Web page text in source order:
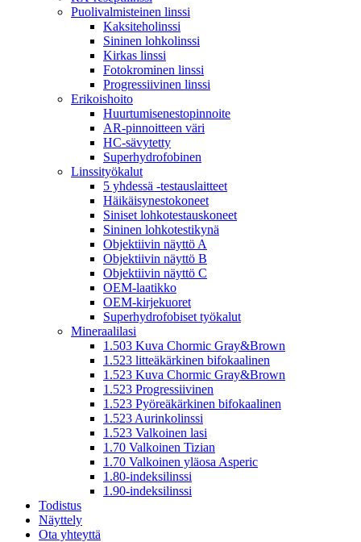
Puolivalmisteinen linssi
Kaksiteholinssi
Sininen lohkolinssi
Kirkas linssi
Fotokrominen linssi
Progressiivinen linssi
Erikoishoito
Huurtumisenestopinnoite
AR-pinnoitteen väri
HC-sävytetty
Superhydrofobinen
Linssityökalut
5 yhdessä -testauslaitteet
Häikäisynestokoneet
Siniset lohkotestauskoneet
Sininen lohkotestikynä
Objektiivin näyttö A
Objektiivin näyttö B
Objektiivin näyttö C
OEM-laatikko
OEM-kirjekuoret
Superhydrofobiset työkalut
Mineraalilasi
1.503 Kuva Chormic Gray&Brown
1.523 litteäkärkinen bifokaalinen
1.523 Kuva Chormic Gray&Brown
1.523 Progressiivinen
1.523 Pyöreäkärkinen bifokaalinen
1.523 Aurinkolinssi
1.523 Valkoinen lasi
1.70 Valkoinen Tizian
1.70 Valkoinen yläosa Asperic
1.80-indeksilinssi
1.90-indeksilinssi
Todistus
Näyttely
Ota yhteyttä